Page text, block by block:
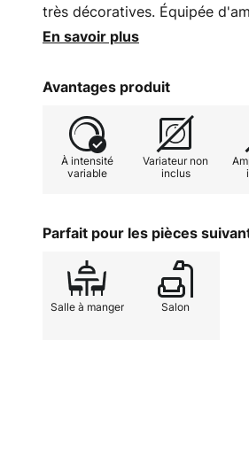
très décoratives. Équipée
suspension peut également
fait de la suspension Estanys
En savoir plus
Avantages produit
À intensité
variable
Variateur non
inclus
Parfait pour les pièces
Salle à manger Salon